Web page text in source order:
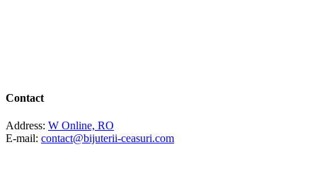
Contact
Address: W Online, RO
E-mail: contact@bijuterii-ceasuri.com